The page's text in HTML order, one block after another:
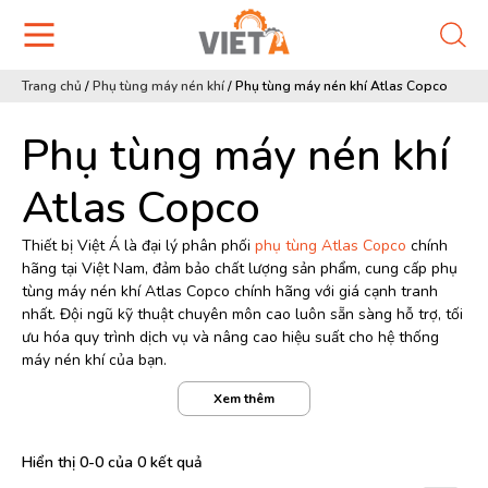
Trang chủ /Phụ tùng máy nén khí/Phụ tùng máy nén khí Atlas Copco
Phụ tùng máy nén khí
Atlas Copco
Thiết bị Việt Á là đại lý phân phối phụ tùng Atlas Copco chính
hãng tại Việt Nam, đảm bảo chất lượng sản phẩm, cung cấp phụ
tùng máy nén khí Atlas Copco chính hãng với giá cạnh tranh
nhất. Đội ngũ kỹ thuật chuyên môn cao luôn sẵn sàng hỗ trợ, tối
ưu hóa quy trình dịch vụ và nâng cao hiệu suất cho hệ thống
máy nén khí của bạn.
Tổng quan về phụ tùng máy
nén khí Atlas Copco
Xem thêm
Hiển thị 0-0 của 0 kết quả